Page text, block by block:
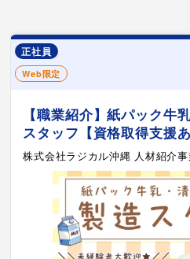
正社員
Web限定
【職業紹介】紙パック牛
スタッフ【資格取得支援
株式会社ラジカル沖縄 人材紹介事